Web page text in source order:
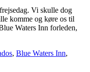
Vi skulle dog
komme og køre os til
Waters Inn forleden,
, Blue Waters Inn,